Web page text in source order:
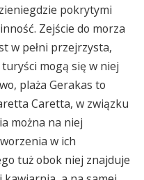
pokrytymi
Zejście do morza
w pełni przejrzysta,
mogą się w niej
plaża Gerakas to
Caretta, w związku
można na niej
w ich
tuż obok niej znajduje